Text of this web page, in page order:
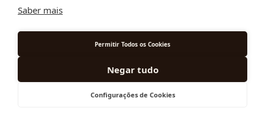
Contactos
Política de Privacidade
Livro de Reclamações Online
Quinta do CasalTodos os direitos reservados
Saber mais
Permitir Todos os Cookies
Negar tudo
Configurações de Cookies